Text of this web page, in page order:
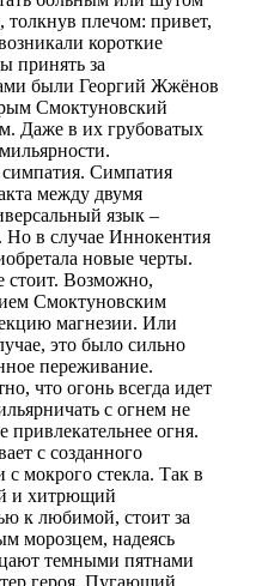
плечом: привет,
короткие
принять за
были Георгий Жжёнов
Смоктуновский
Даже в их грубоватых
Симпатия
между двумя
язык –
Но в случае Иннокентия
новые черты.
стоит. Возможно,
Смоктуновским
магнезии. Или
это было сильно
переживание.
что огонь всегда идет
с огнем не
огня.
с созданного
мокрого стекла. Так в
и хитрющий
к любимой, стоит за
морозцем, надеясь
темными пятнами
героя. Пугающий